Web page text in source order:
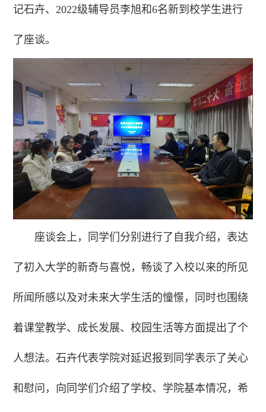
记石卉、2022级辅导员李旭和6名新到校学生进行
了座谈。
座谈会上，同学们分别进行了自我介绍，表达
了初入大学的新奇与喜悦，畅谈了入校以来的所见
所闻所感以及对未来大学生活的憧憬，同时也围绕
着课堂教学、成长发展、校园生活等方面提出了个
人想法。石卉代表学院对延迟报到同学表示了关心
和慰问，向同学们介绍了学校、学院基本情况，希